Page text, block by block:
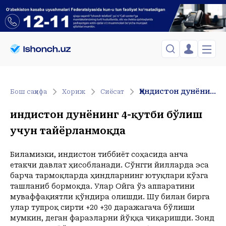
Спорт
Иқтисод
ХОРИЖ
Сиёсат
ЎЗГАЧА РАКУРС
МЕҲНАТ ҲУҚУҚИ
ҲОДИСА
ИНТЕРВЬЮ
Telefon raqamingizni kiritng
Менинг саҳифам
Сақланганлар
Chiqish
Toshkent Shahar
+37 C
Hozir
+37C
16:00
+36C
17:00
+36C
18:00
+35 C
19:00
+34C
20:00
+31 C
21:00
+30C
22:00
+27C
23:00
Бош саҳифа Хориж Сиёсат Ҳиндистон дунёнинг 4-қутби бўлиш учун тайёрланмоқда
Ҳиндистон дунёнинг 4-қутби бўлиш
учун тайёрланмоқда
Биламизки, Ҳиндистон тиббиёт соҳасида анча
етакчи давлат ҳисобланади. Сўнгги йилларда эса
барча тармоқларда ҳиндларнинг ютуқлари кўзга
ташланиб бормоқда. Улар Ойга ўз аппаратини
муваффақиятли қўндира олишди. Шу билан бирга
улар тупроқ сирти +20 +30 даражагача бўлиши
мумкин, деган фаразларни йўққа чиқаришди. Зонд